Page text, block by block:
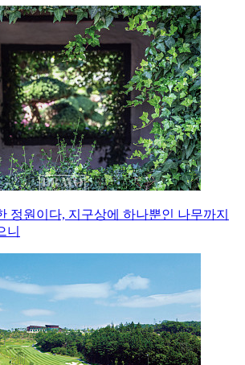
정원이다, 지구상에 하나뿐인 나무까지
니